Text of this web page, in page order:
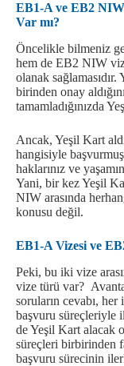
EB1-A ve EB2
Var mı?
Öncelikle bilmeniz
hem de EB2 NIW
olanak
birinden onay
tamamladığınızda
Ancak, Yeşil Kart
hangisiyle
haklarınız ve
Yani, bir kez Yeşil
NIW arasında
konusu değil.
EB1-A Vizesi ve
Peki, bu iki vize
vize türü var?
soruların cevabı,
başvuru süreçleriyle
de Yeşil Kart alacak
süreçleri birbirinden
başvuru sürecinin